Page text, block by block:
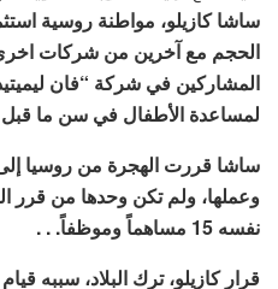
ساشا كازيلو، مواطنة روسية
الحجم مع آخرين من شركات
المشاركين في شركة “فان
لمساعدة الأطفال في سن ما قبل
ساشا قررت الهجرة من روسيا
وعملها، ولم تكن وحدها من قرر
نفسه 15 مساهماً وموظفاً. . .
قرار كازيلو، ترك البلاد، سببه